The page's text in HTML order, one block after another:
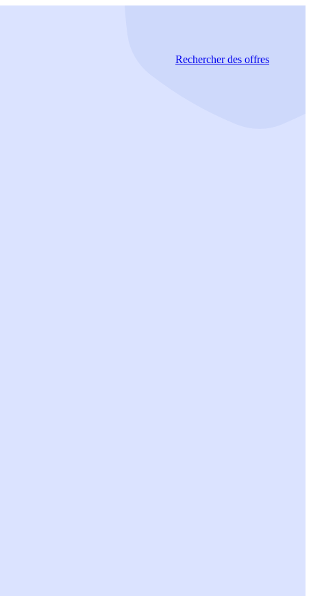
Rechercherdes offres